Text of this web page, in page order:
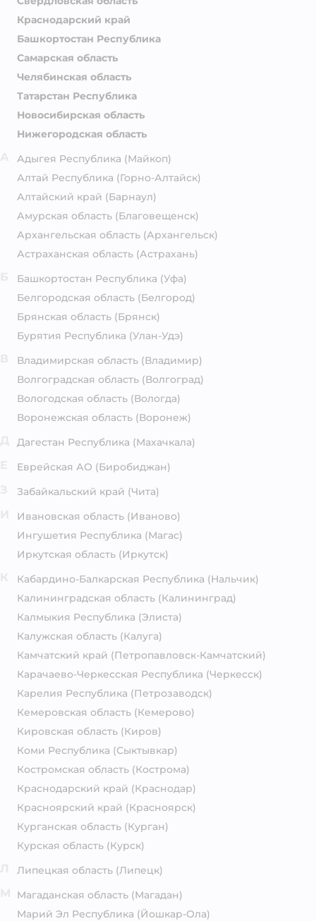
Краснодарский край
Башкортостан Республика
Самарская область
Челябинская область
Татарстан Республика
Новосибирская область
Нижегородская область
Адыгея Республика (Майкоп)
Алтай Республика (Горно-Алтайск)
Алтайский край (Барнаул)
Амурская область (Благовещенск)
Архангельская область (Архангельск)
Астраханская область (Астрахань)
Башкортостан Республика (Уфа)
Белгородская область (Белгород)
Брянская область (Брянск)
Бурятия Республика (Улан-Удэ)
Владимирская область (Владимир)
Волгоградская область (Волгоград)
Вологодская область (Вологда)
Воронежская область (Воронеж)
Дагестан Республика (Махачкала)
Еврейская АО (Биробиджан)
Забайкальский край (Чита)
Ивановская область (Иваново)
Ингушетия Республика (Магас)
Иркутская область (Иркутск)
Кабардино-Балкарская Республика (Нальчик)
Калининградская область (Калининград)
Калмыкия Республика (Элиста)
Калужская область (Калуга)
Камчатский край (Петропавловск-Камчатский)
Карачаево-Черкесская Республика (Черкесск)
Карелия Республика (Петрозаводск)
Кемеровская область (Кемерово)
Кировская область (Киров)
Коми Республика (Сыктывкар)
Костромская область (Кострома)
Краснодарский край (Краснодар)
Красноярский край (Красноярск)
Курганская область (Курган)
Курская область (Курск)
Липецкая область (Липецк)
Магаданская область (Магадан)
Марий Эл Республика (Йошкар-Ола)